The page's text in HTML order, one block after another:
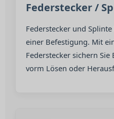
Federstecker /
Federstecker und
einer Befestigung. Mit
Federstecker sichern
vorm Lösen oder